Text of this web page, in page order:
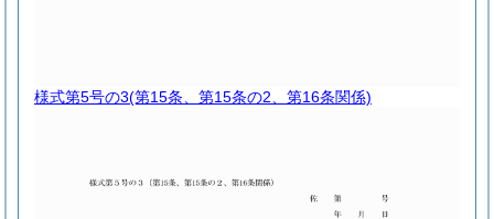
様式第5号の3(第15条、第15条の2、第16条関係)